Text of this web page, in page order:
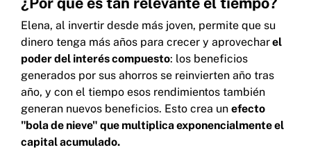
Elena, al invertir desde más joven, permite que su
dinero tenga más años para crecer y aprovecharel
poder del interés compuesto: los beneficios
generados por sus ahorros se reinvierten año tras
año, y con el tiempo esos rendimientos también
generan nuevos beneficios. Esto crea un efecto
"bola de nieve" que multiplica exponencialmente el
capital acumulado.